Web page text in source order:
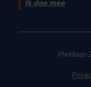
Ik doe mee
Pleinlaan